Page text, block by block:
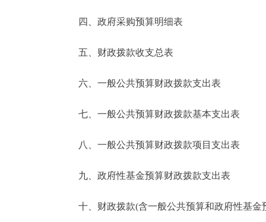
北京概况
绿色北京
ENGLISH
四、政府采购预算明细表
五、财政拨款收支总表
六、一般公共预算财政拨款支出表
七、一般公共预算财政拨款基本支出表
八、一般公共预算财政拨款项目支出表
九、政府性基金预算财政拨款支出表
十、财政拨款(含一般公共预算和政府性基金